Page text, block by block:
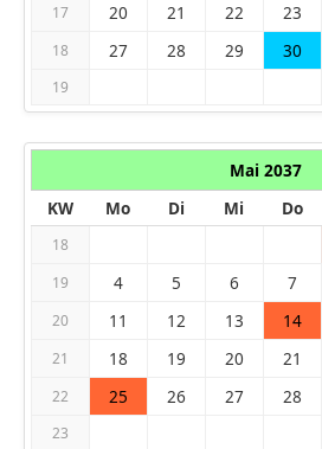
17 20 21 22 23
18 27 28 29 30
19
Mai 2037
KW
Mo Di Mi Do
18
19 4 5 6 7
20 11 12 13 14
21 18 19 20 21
22 25 26 27 28
23